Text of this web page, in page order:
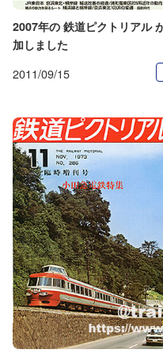
2007年の 鉄道ピクトリアル
加しました
2011/09/15